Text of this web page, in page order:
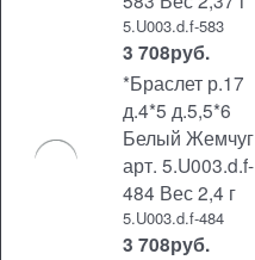
5.U003.d.f-583
3 708руб.
*Браслет р.17
д.4*5 д.5,5*6
Белый Жемчуг
арт. 5.U003.d.f-
484 Вес 2,4 г
5.U003.d.f-484
3 708руб.